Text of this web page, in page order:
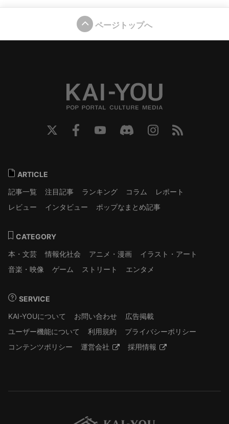
ページトップへ
ARTICLE
記事一覧
注目記事 ランキング コラム
レポート
レビュー
インタビュー ポップなまとめ記事
CATEGORY
本・文芸
情報化社会 アニメ・漫画
イラスト・アート
音楽・映像
ゲーム ストリート エンタメ
SERVICE
KAI-YOUについて
お問い合わせ
広告掲載
ユーザー機能について
利用規約
プライバシーポリシー
コンテンツポリシー
運営会社 採用情報